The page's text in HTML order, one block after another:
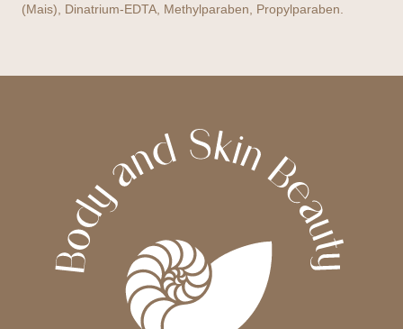
(Mais), Dinatrium-EDTA, Methylparaben, Propylparaben.